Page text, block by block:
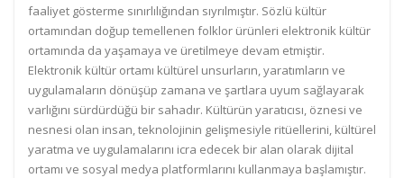
faaliyet gösterme sınırlılığından sıyrılmıştır. Sözlü kültür
ortamından doğup temellenen folklor ürünleri elektronik kültür
ortamında da yaşamaya ve üretilmeye devam etmiştir.
Elektronik kültür ortamı kültürel unsurların, yaratımların ve
uygulamaların dönüşüp zamana ve şartlara uyum sağlayarak
varlığını sürdürdüğü bir sahadır. Kültürün yaratıcısı, öznesi ve
nesnesi olan insan, teknolojinin gelişmesiyle ritüellerini, kültürel
yaratma ve uygulamalarını icra edecek bir alan olarak dijital
ortamı ve sosyal medya platformlarını kullanmaya başlamıştır.